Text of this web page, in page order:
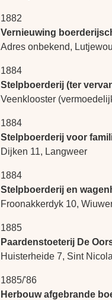
1882
Vernieuwing
Adres onbekend,
1884
Stelpboerderij (ter
Veenklooster
1884
Stelpboerderij voor
Dijken 11, Langweer
1884
Stelpboerderij en
Froonakkerdyk 10,
1885
Paardenstoeterij De
Huisterheide 7, Sint
1885/'86
Herbouw afgebrande